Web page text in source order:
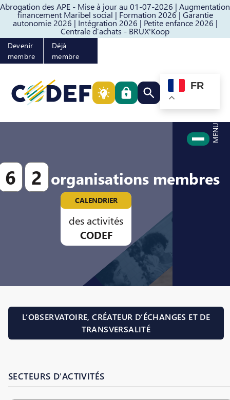
Abrogation des APE - Mise à jour au 01-07-2026 | Augmentation
financement Maribel social | Formation 2026 | Garantie
autonomie 2026 | Intégration 2026 | Petite enfance 2026 |
Centrale d’achats - BRUX'Koop
Passer au contenuPasser au pied de page
Devenir
membre
Déjà
membre
Rechercher quelque
FR
MENU
6 2 organisations membres
CALENDRIER
des activités
CODEF
L’OBSERVATOIRE, CRÉATEUR D’ÉCHANGES ET DE
TRANSVERSALITÉ
SECTEURS D'ACTIVITÉS